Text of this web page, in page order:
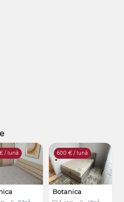
/ lună
2
600 € / lună
Botanica
2